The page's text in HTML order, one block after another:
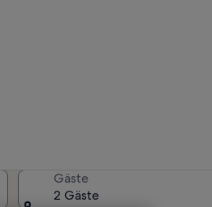
Gäste
2 Gäste